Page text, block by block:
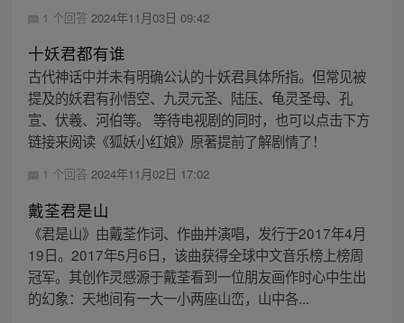
1 个回答 2024年11月03日 09:42
十妖君都有谁
古代神话中并未有明确公认的十妖君具体所指。但常见被
提及的妖君有孙悟空、九灵元圣、陆压、龟灵圣母、孔
宣、伏羲、河伯等。 等待电视剧的同时，也可以点击下方
链接来阅读《狐妖小红娘》原著提前了解剧情了！
1 个回答 2024年11月02日 17:02
戴荃君是山
《君是山》由戴荃作词、作曲并演唱，发行于2017年4月
19日。2017年5月6日，该曲获得全球中文音乐榜上榜周
冠军。其创作灵感源于戴荃看到一位朋友画作时心中生出
的幻象：天地间有一大一小两座山峦，山中各...